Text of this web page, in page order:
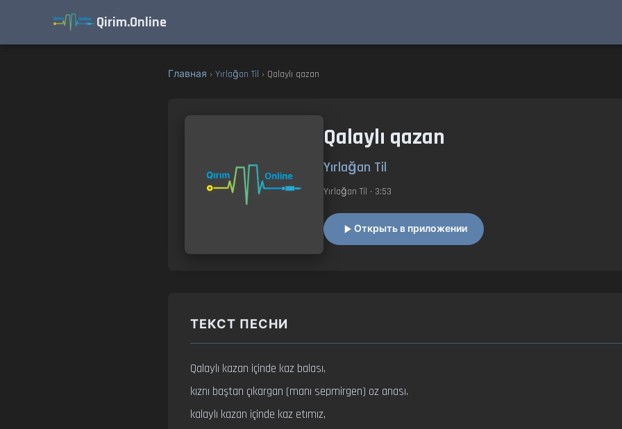
Qirim.Online
Главная › Yırlağan Til › Qalaylı qazan
Qalaylı qazan
Yırlağan Til
Yırlağan Til • 3:53
Открыть в приложении
ТЕКСТ ПЕСНИ
Qalaylı kazan içinde kaz balası,
kıznı baştan çıkargan (manı sepmirgen) oz anası.
kalaylı kazan içinde kaz etımız,